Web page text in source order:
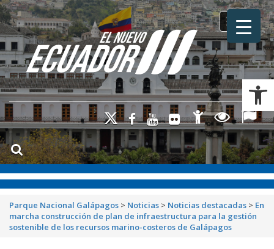
Toggle
Parque Nacional Galápagos > Noticias > Noticias destacadas > En
marcha construcción de plan de infraestructura para la gestión
sostenible de los recursos marino-costeros de Galápagos